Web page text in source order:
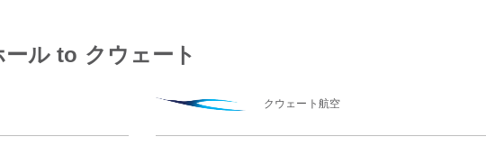
ル to クウェート
クウェート航空